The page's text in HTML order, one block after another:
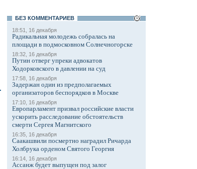
БЕЗ КОМMЕНТАРИЕВ
18:51, 16 декабря
Радикальная молодежь собралась на
площади в подмосковном Солнечногорске
18:32, 16 декабря
Путин отверг упреки адвокатов
Ходорковского в давлении на суд
17:58, 16 декабря
Задержан один из предполагаемых
организаторов беспорядков в Москве
17:10, 16 декабря
Европарламент призвал российские власти
ускорить расследование обстоятельств
смерти Сергея Магнитского
16:35, 16 декабря
Саакашвили посмертно наградил Ричарда
Холбрука орденом Святого Георгия
16:14, 16 декабря
Ассанж будет выпущен под залог